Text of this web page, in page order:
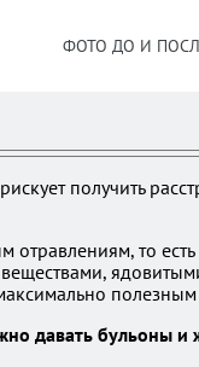
ФОТО ДО И
получить
то
давать бульоны